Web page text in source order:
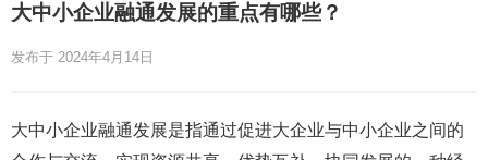
大中小企业融通发展的重点有哪些？
发布于 2024年4月14日
大中小企业融通发展是指通过促进大企业与中小企业之间的